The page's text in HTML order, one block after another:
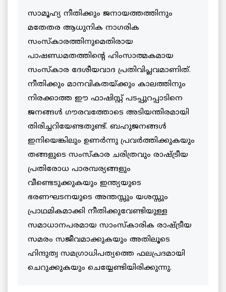
സാമൂഹ്യ നീതിക്കും ജനായത്തത്തിനും
മതേതര ആധുനിക നാഗരിക
സംസ്‌കാരത്തിനുമെതിരായ
പാഷണ്ഡമതത്തിന്റെ ഹിംസാത്മകമായ
സംസ്‌കാര ദേശീയവാദ പ്രതിവിപ്ലവമാണിത്.
നീതിക്കും മാനവികതയ്ക്കും കാലത്തിനും
നിരക്കാത്ത ഈ ഫാഷിസ്റ്റ് പടപ്പുറപ്പാടിനെ
ജനങ്ങള്‍ ഗൗരവത്തോടെ അടിയന്തിരമായി
തിരിച്ചറിയേണ്ടതുണ്ട്. ബഹുജനങ്ങള്‍
ഇനിയെങ്കിലും ഉണര്‍ന്നു പ്രവര്‍ത്തിക്കുകയും
തങ്ങളുടെ സംസ്‌കാര ചരിത്രവും രാഷ്ട്രീയ
പ്രതിരോധ പാരമ്പര്യങ്ങളും
വീണ്ടെടുക്കുകയും ഇന്ത്യയുടെ
ഭരണഘടനയുടെ അന്തസ്സും യശസ്സും
പ്രാഥമികമാക്കി നീതിക്കുവേണ്ടിയുള്ള
സമാധാനപരമായ സാംസ്‌കാരിക രാഷ്ട്രീയ
സമരം സജീവമാക്കുകയും അതിലൂടെ
ഹിന്ദുത്വ സമഗ്രാധിപത്യത്തെ ഫലപ്രദമായി
ചെറുക്കുകയും ചെയ്യേണ്ടിയിരിക്കുന്നു.